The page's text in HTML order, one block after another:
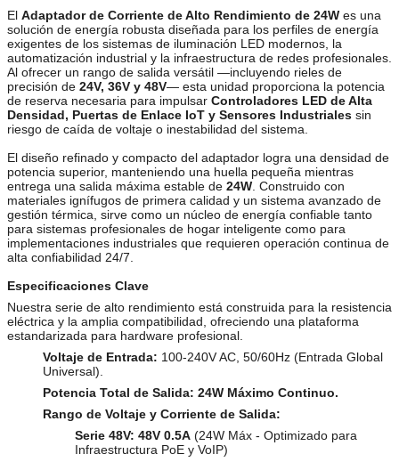
El Adaptador de Corriente de Alto Rendimiento de 24W es una
solución de energía robusta diseñada para los perfiles de energía
exigentes de los sistemas de iluminación LED modernos, la
automatización industrial y la infraestructura de redes profesionales.
Al ofrecer un rango de salida versátil —incluyendo rieles de
precisión de 24V, 36V y 48V— esta unidad proporciona la potencia
de reserva necesaria para impulsar Controladores LED de Alta
Densidad, Puertas de Enlace IoT y Sensores Industriales sin
riesgo de caída de voltaje o inestabilidad del sistema.
El diseño refinado y compacto del adaptador logra una densidad de
potencia superior, manteniendo una huella pequeña mientras
entrega una salida máxima estable de 24W . Construido con
materiales ignífugos de primera calidad y un sistema avanzado de
gestión térmica, sirve como un núcleo de energía confiable tanto
para sistemas profesionales de hogar inteligente como para
implementaciones industriales que requieren operación continua de
alta confiabilidad 24/7.
Especificaciones Clave
Nuestra serie de alto rendimiento está construida para la resistencia
eléctrica y la amplia compatibilidad, ofreciendo una plataforma
estandarizada para hardware profesional.
Voltaje de Entrada: 100-240V AC, 50/60Hz (Entrada Global
Universal).
Potencia Total de Salida: 24W Máximo Continuo.
Rango de Voltaje y Corriente de Salida:
Serie 48V: 48V 0.5A (24W Máx - Optimizado para
Infraestructura PoE y VoIP)